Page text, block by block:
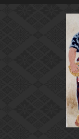
世界遺産と無形文化遺産